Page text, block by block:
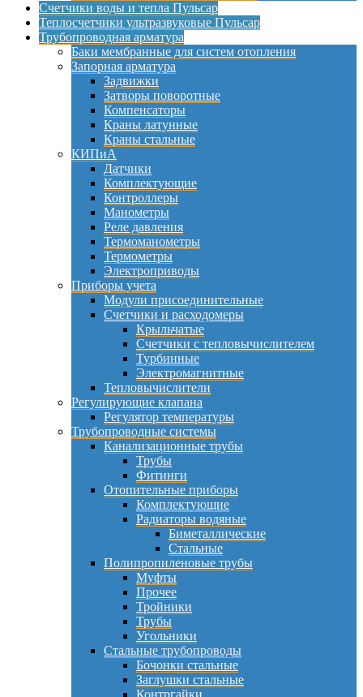
Счетчики воды и тепла Пульсар
Теплосчетчики ультразвуковые Пульсар
Трубопроводная арматура
Баки мембранные для систем отопления
Запорная арматура
Задвижки
Затворы поворотные
Компенсаторы
Краны латунные
Краны стальные
КИПиА
Датчики
Комплектующие
Контроллеры
Манометры
Реле давления
Термоманометры
Термометры
Электроприводы
Приборы учета
Модули присоединительные
Счетчики и расходомеры
Крыльчатые
Счетчики с тепловычислителем
Турбинные
Электромагнитные
Тепловычислители
Регулирующие клапана
Регулятор температуры
Трубопроводные системы
Канализационные трубы
Трубы
Фитинги
Отопительные приборы
Комплектующие
Радиаторы водяные
Биметаллические
Стальные
Полипропиленовые трубы
Муфты
Прочее
Тройники
Трубы
Угольники
Стальные трубопроводы
Бочонки стальные
Заглушки стальные
Контргайки